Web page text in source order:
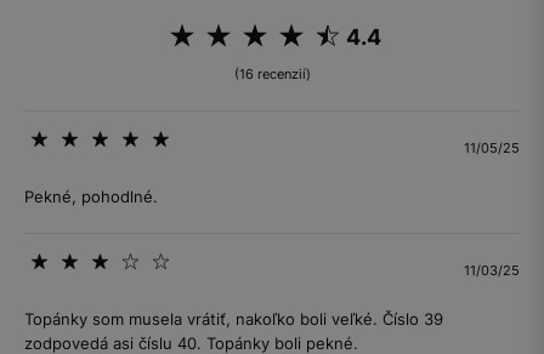
4.4
(16 recenzií)
11/05/25
Pekné, pohodlné.
11/03/25
Topánky som musela vrátiť, nakoľko boli veľké. Číslo 39
zodpovedá asi číslu 40. Topánky boli pekné.